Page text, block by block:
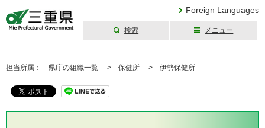
Foreign Languages
検索 メニュー
担当所属： 県庁の組織一覧 > 保健所 > 伊勢保健所